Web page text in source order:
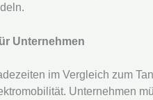
Unternehmen
im Vergleich zum
Unternehmen